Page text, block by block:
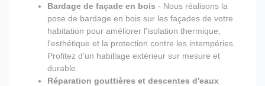
Bardage de façade en bois - Nous réalisons la
pose de bardage en bois sur les façades de votre
habitation pour améliorer l'isolation thermique,
l'esthétique et la protection contre les intempéries.
Profitez d'un habillage extérieur sur mesure et
durable.
Réparation gouttières et descentes d'eaux